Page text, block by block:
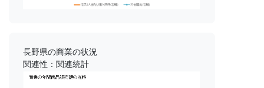
長野県の商業の状況
関連性：関連統計